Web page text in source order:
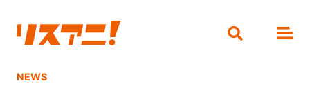
NEWS